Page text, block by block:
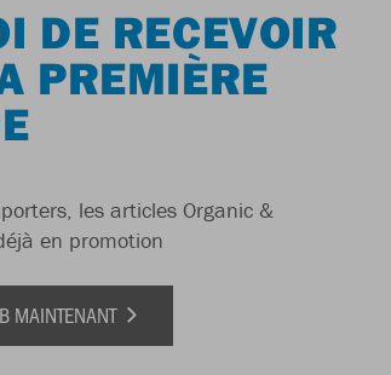
DE RECEVOIR
PREMIÈRE
les articles Organic &
en promotion
MAINTENANT